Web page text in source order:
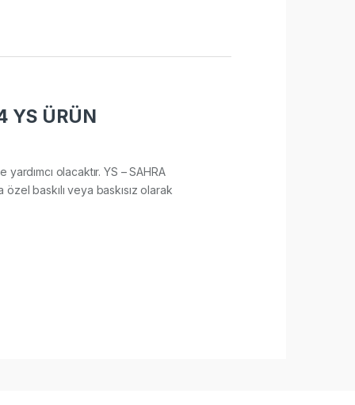
YS ÜRÜN
olacaktır. YS – SAHRA
baskılı veya baskısız olarak